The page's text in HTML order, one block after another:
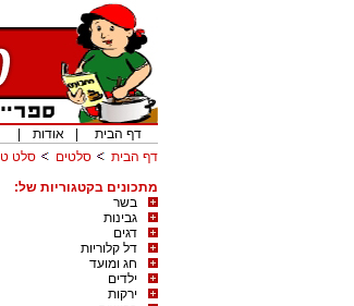
דף הבית
אודות
דף הבית
סלטים סלט
מתכונים בקטגוריות של:
בשר
גבינות
דגים
דל קלוריות
חג ומועד
ילדים
ירקות